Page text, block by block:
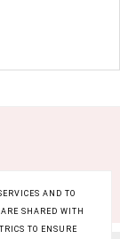
AND TO
SHARED WITH
TO ENSURE